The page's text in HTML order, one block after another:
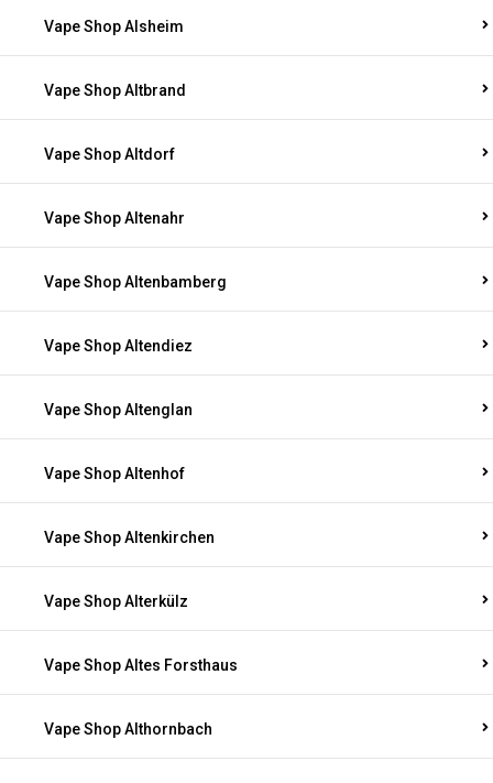
Vape Shop Alsheim
Vape Shop Altbrand
Vape Shop Altdorf
Vape Shop Altenahr
Vape Shop Altenbamberg
Vape Shop Altendiez
Vape Shop Altenglan
Vape Shop Altenhof
Vape Shop Altenkirchen
Vape Shop Alterkülz
Vape Shop Altes Forsthaus
Vape Shop Althornbach